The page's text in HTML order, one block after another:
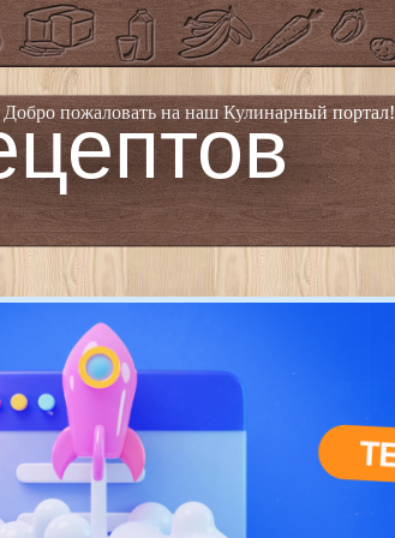
Добро пожаловать на наш Кулинарный портал!